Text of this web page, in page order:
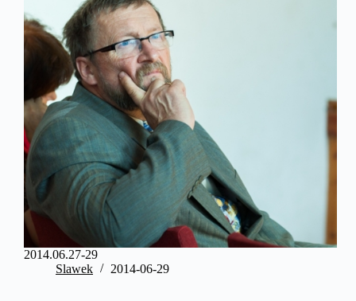
2014.06.27-29
Slawek
2014-06-29